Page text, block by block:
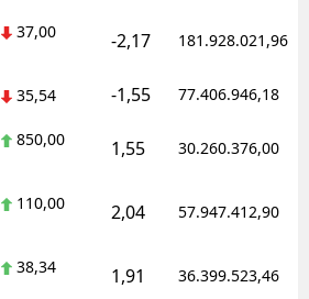
37,00 -2,17 181.928.021,96
35,54 -1,55 77.406.946,18
850,00 1,55 30.260.376,00
110,00 2,04 57.947.412,90
38,34 1,91 36.399.523,46